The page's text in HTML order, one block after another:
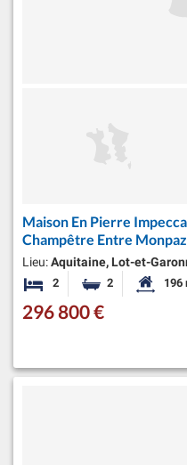
Maison En Pierre
Champêtre Entre
Lieu:Aquitaine, Lot-et-
2 Chambres
2 Salles de196
296 800 €